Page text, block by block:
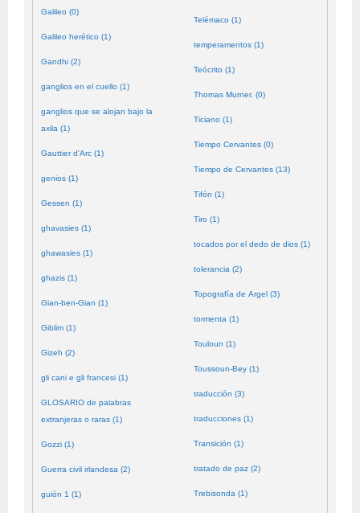
Galileo (0)
Galileo herético (1)
Gandhi (2)
ganglios en el cuello (1)
ganglios que se alojan bajo la
axila (1)
Gauttier d'Arc (1)
genios (1)
Gessen (1)
ghavasies (1)
ghawasies (1)
ghazis (1)
Gian-ben-Gian (1)
Giblim (1)
Gizeh (2)
gli cani e gli francesi (1)
GLOSARIO de palabras
extranjeras o raras (1)
Gozzi (1)
Guerra civil irlandesa (2)
guión 1 (1)
Telémaco (1)
temperamentos (1)
Teócrito (1)
Thomas Murner. (0)
Ticiano (1)
Tiempo Cervantes (0)
Tiempo de Cervantes (13)
Tifón (1)
Tiro (1)
tocados por el dedo de dios (1)
tolerancia (2)
Topografía de Argel (3)
tormenta (1)
Touloun (1)
Toussoun-Bey (1)
traducción (3)
traducciones (1)
Transición (1)
tratado de paz (2)
Trebisonda (1)